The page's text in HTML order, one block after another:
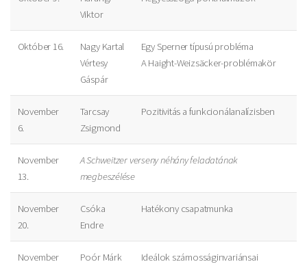
Viktor
Október 16.
Nagy Kartal
Vértesy
Gáspár
Egy Sperner típusú probléma
A Haight-Weizsäcker-problémakör
November
6.
Tarcsay
Zsigmond
Pozitivitás a funkcionálanalízisben
November
13.
A Schweitzer verseny néhány feladatának
megbeszélése
November
20.
Csóka
Endre
Hatékony csapatmunka
November
Poór Márk Ideálok számosságinvariánsai